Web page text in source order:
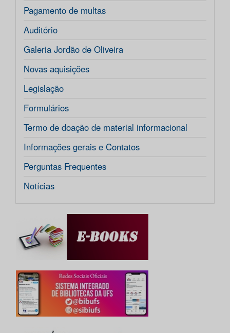
Pagamento de multas
Auditório
Galeria Jordão de Oliveira
Novas aquisições
Legislação
Formulários
Termo de doação de material informacional
Informações gerais e Contatos
Perguntas Frequentes
Notícias